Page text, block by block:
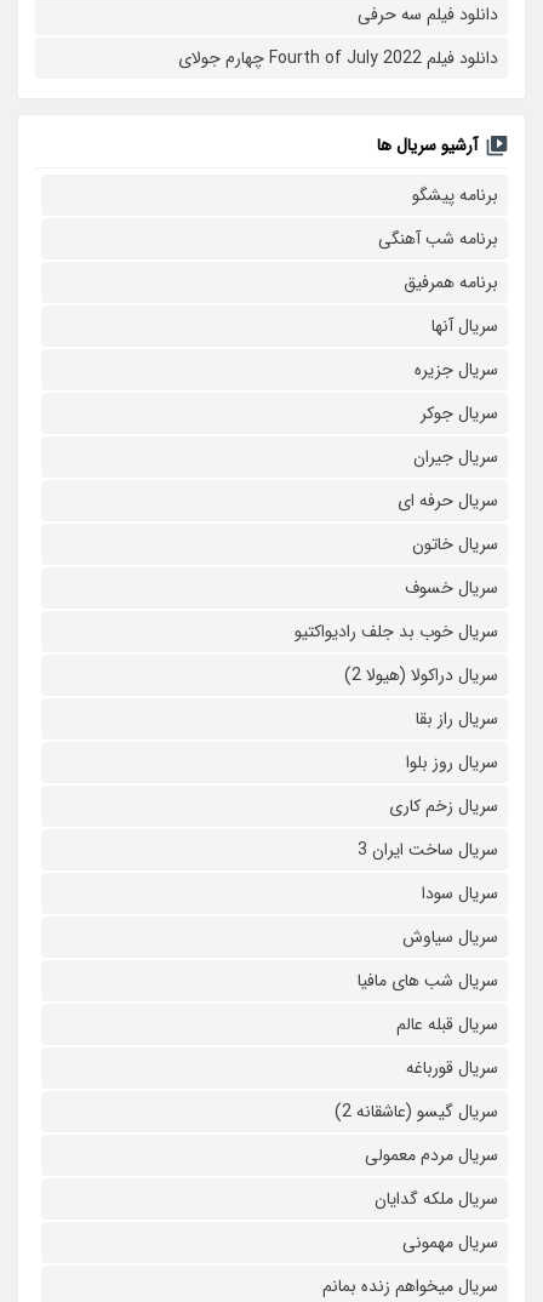
دانلود فیلم سه حرفی
دانلود فیلم Fourth of July 2022 چهارم جولای
آرشیو سریال ها
برنامه پیشگو
برنامه شب آهنگی
برنامه همرفیق
سریال آنها
سریال جزیره
سریال جوکر
سریال جیران
سریال حرفه ای
سریال خاتون
سریال خسوف
سریال خوب بد جلف رادیواکتیو
سریال دراکولا (هیولا 2)
سریال راز بقا
سریال روز بلوا
سریال زخم کاری
سریال ساخت ایران 3
سریال سودا
سریال سیاوش
سریال شب های مافیا
سریال قبله عالم
سریال قورباغه
سریال گیسو (عاشقانه 2)
سریال مردم معمولی
سریال ملکه گدایان
سریال مهمونی
سریال میخواهم زنده بمانم